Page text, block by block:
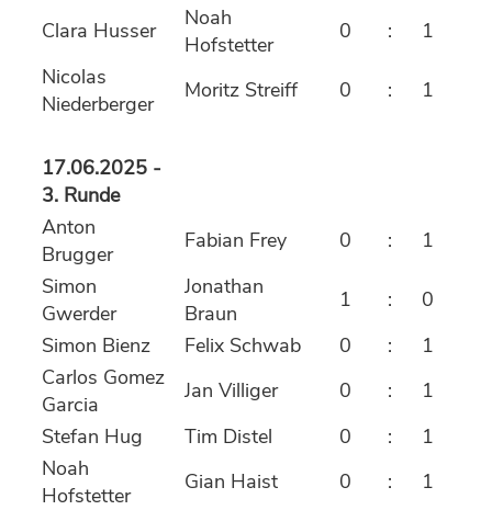
Clara Husser
Noah
Hofstetter
0 :
1
Nicolas
Niederberger
Moritz Streiff 0 : 1
17.06.2025 -
3. Runde
Anton
Brugger
Fabian Frey 0 :
1
Simon
Gwerder
Jonathan
Braun
1 :
0
Simon Bienz
Felix Schwab 0 :
1
Carlos Gomez
Garcia
Jan Villiger 0 :
1
Stefan Hug
Tim Distel 0 :
1
Noah
Hofstetter
Gian Haist 0 : 1